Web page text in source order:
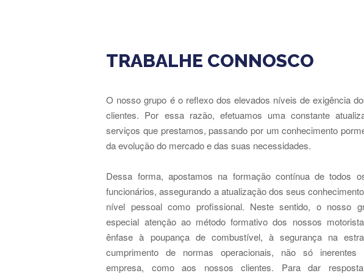
TRABALHE CONNOSCO
O nosso grupo é o reflexo dos elevados níveis de exigência
clientes. Por essa razão, efetuamos uma constante
serviços que prestamos, passando por um conhecimento
da evolução do mercado e das suas necessidades.
Dessa forma, apostamos na formação contínua de todos
funcionários, assegurando a atualização dos seus
nível pessoal como profissional. Neste sentido, o nosso
especial atenção ao método formativo dos nossos
ênfase à poupança de combustível, à segurança na
cumprimento de normas operacionais, não só
empresa, como aos nossos clientes. Para dar